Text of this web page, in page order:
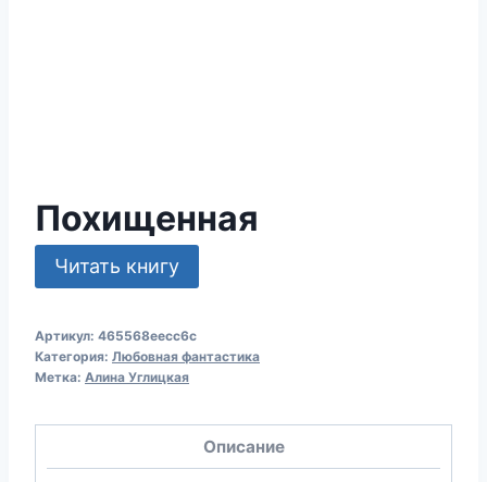
Похищенная
Читать книгу
Артикул: 465568eecc6c
Категория: Любовная фантастика
Метка: Алина Углицкая
Описание